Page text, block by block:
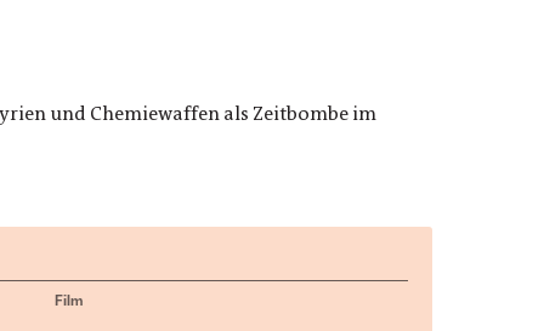
und Chemiewaffen als Zeitbombe im
Film